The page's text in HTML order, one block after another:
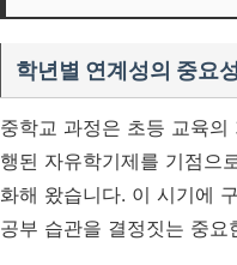
학년별 연계성의 중요
중학교 과정은 초등 교육
행된 자유학기제를 기점으
화해 왔습니다. 이 시기에
공부 습관을 결정짓는 중요